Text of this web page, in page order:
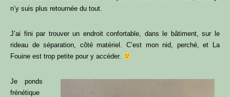
n’y suis plus retournée du tout.
J’ai fini par trouver un endroit confortable, dans le bâtiment, sur le
rideau de séparation, côté matériel. C’est mon nid, perché, et La
Fouine est trop petite pour y accéder.
Je ponds
frénétique